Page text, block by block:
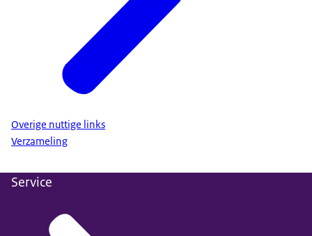
Overige nuttige links
Verzameling
Service